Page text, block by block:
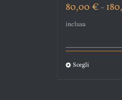
80,00 € –
inclusa
Scegli